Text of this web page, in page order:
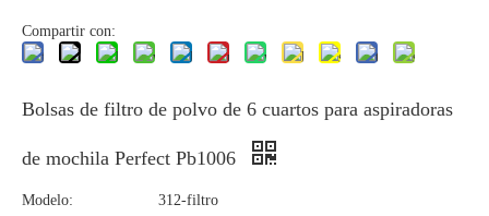
Compartir con:
Bolsas de filtro de polvo de 6 cuartos para aspiradoras
de mochila Perfect Pb1006
Modelo:
312-filtro